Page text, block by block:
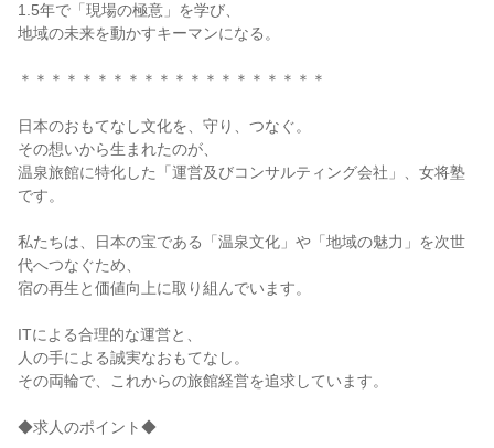
1.5年で「現場の極意」を学び、
地域の未来を動かすキーマンになる。
＊＊＊＊＊＊＊＊＊＊＊＊＊＊＊＊＊＊＊＊
日本のおもてなし文化を、守り、つなぐ。
その想いから生まれたのが、
温泉旅館に特化した「運営及びコンサルティング会社」、女将塾
です。
私たちは、日本の宝である「温泉文化」や「地域の魅力」を次世
代へつなぐため、
宿の再生と価値向上に取り組んでいます。
ITによる合理的な運営と、
人の手による誠実なおもてなし。
その両輪で、これからの旅館経営を追求しています。
◆求人のポイント◆